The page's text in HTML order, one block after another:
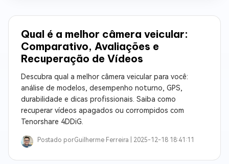
Qual é a melhor câmera veicular:
Comparativo, Avaliações e
Recuperação de Vídeos
Descubra qual a melhor câmera veicular para você:
análise de modelos, desempenho noturno, GPS,
durabilidade e dicas profissionais. Saiba como
recuperar vídeos apagados ou corrompidos com
Tenorshare 4DDiG.
Postado porGuilherme Ferreira | 2025-12-18 18:41:11